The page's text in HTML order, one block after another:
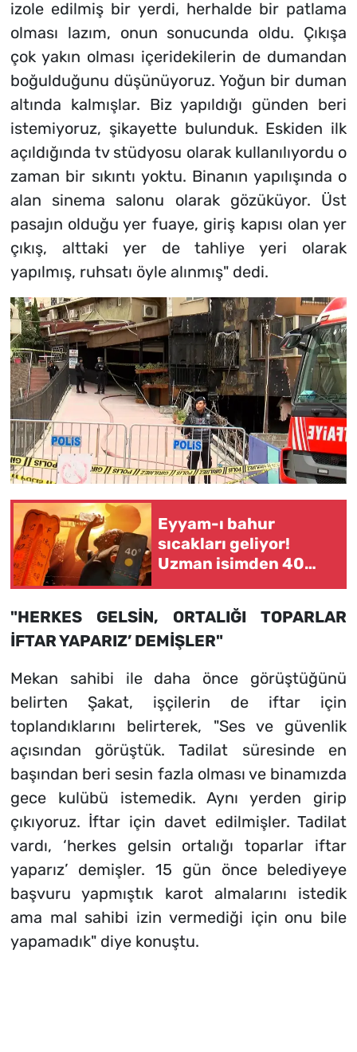
izole edilmiş bir yerdi, herhalde bir patlama
olması lazım, onun sonucunda oldu. Çıkışa
çok yakın olması içeridekilerin de dumandan
boğulduğunu düşünüyoruz. Yoğun bir duman
altında kalmışlar. Biz yapıldığı günden beri
istemiyoruz, şikayette bulunduk. Eskiden ilk
açıldığında tv stüdyosu olarak kullanılıyordu o
zaman bir sıkıntı yoktu. Binanın yapılışında o
alan sinema salonu olarak gözüküyor. Üst
pasajın olduğu yer fuaye, giriş kapısı olan yer
çıkış, alttaki yer de tahliye yeri olarak
yapılmış, ruhsatı öyle alınmış" dedi.
Eyyam-ı bahur
sıcakları geliyor!
Uzman isimden 40
"HERKES GELSİN, ORTALIĞI TOPARLAR
İFTAR YAPARIZ’ DEMİŞLER"
Mekan sahibi ile daha önce görüştüğünü
belirten Şakat, işçilerin de iftar için
toplandıklarını belirterek, "Ses ve güvenlik
açısından görüştük. Tadilat süresinde en
başından beri sesin fazla olması ve binamızda
gece kulübü istemedik. Aynı yerden girip
çıkıyoruz. İftar için davet edilmişler. Tadilat
vardı, ‘herkes gelsin ortalığı toparlar iftar
yaparız’ demişler. 15 gün önce belediyeye
başvuru yapmıştık karot almalarını istedik
ama mal sahibi izin vermediği için onu bile
yapamadık" diye konuştu.